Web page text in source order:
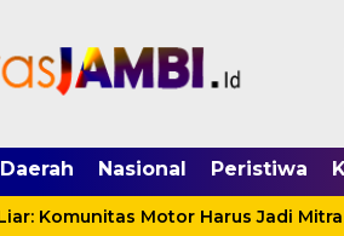
Daerah Nasional Peristiwa
Motor Harus Jadi Mitra Jaga